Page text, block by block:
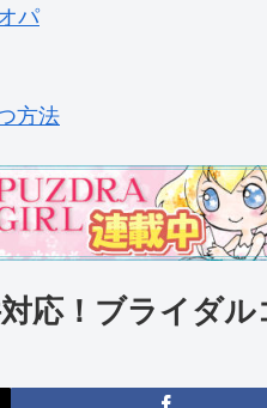
パ
方法
対応！ブライダ